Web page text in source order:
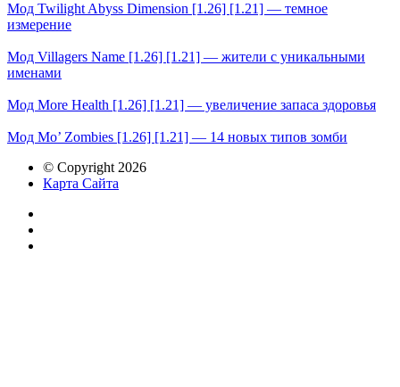
Мод Twilight Abyss Dimension [1.26] [1.21] — темное
измерение
Мод Villagers Name [1.26] [1.21] — жители с уникальными
именами
Мод More Health [1.26] [1.21] — увеличение запаса здоровья
Мод Mo’ Zombies [1.26] [1.21] — 14 новых типов зомби
© Copyright 2026
Карта Сайта